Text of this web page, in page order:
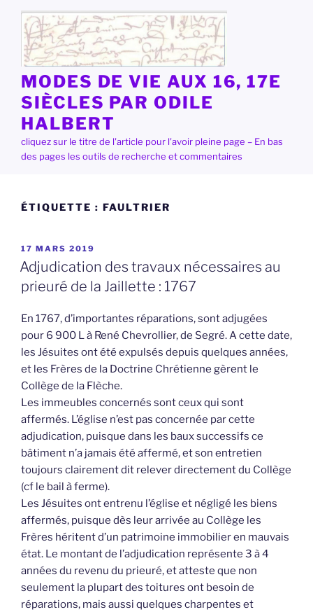
contenu
principal
MODES DE VIE AUX 16, 17E
SIÈCLES PAR ODILE
HALBERT
cliquez sur le titre de l'article pour l'avoir pleine page – En bas
des pages les outils de recherche et commentaires
ÉTIQUETTE : FAULTRIER
PUBLIÉ
LE
17 MARS 2019
Adjudication des travaux nécessaires au
prieuré de la Jaillette : 1767
En 1767, d’importantes réparations, sont adjugées
pour 6 900 L à René Chevrollier, de Segré. A cette date,
les Jésuites ont été expulsés depuis quelques années,
et les Frères de la Doctrine Chrétienne gèrent le
Collège de la Flèche.
Les immeubles concernés sont ceux qui sont
affermés. L’église n’est pas concernée par cette
adjudication, puisque dans les baux successifs ce
bâtiment n’a jamais été affermé, et son entretien
toujours clairement dit relever directement du Collège
(cf le bail à ferme).
Les Jésuites ont entrenu l’église et négligé les biens
affermés, puisque dès leur arrivée au Collège les
Frères héritent d’un patrimoine immobilier en mauvais
état. Le montant de l’adjudication représente 3 à 4
années du revenu du prieuré, et atteste que non
seulement la plupart des toitures ont besoin de
réparations, mais aussi quelques charpentes et